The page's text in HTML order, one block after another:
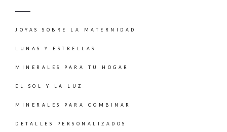
JOYAS SOBRE LA MATERNIDAD
LUNAS Y ESTRELLAS
MINERALES PARA TU HOGAR
EL SOL Y LA LUZ
MINERALES PARA COMBINAR
DETALLES PERSONALIZADOS